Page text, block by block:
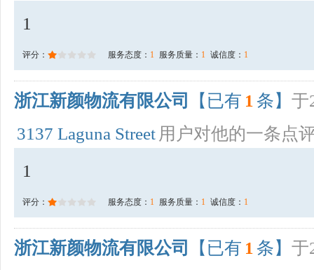
1
评分： 服务态度： 1 服务质量： 1 诚信度： 1
浙江新颜物流有限公司 【已有 1 条】 于
3137 Laguna Street 用户对他的一条点
1
评分： 服务态度： 1 服务质量： 1 诚信度： 1
浙江新颜物流有限公司 【已有 1 条】 于